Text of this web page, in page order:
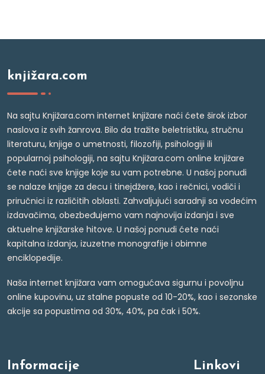
knjižara.com
Na sajtu Knjižara.com internet knjižare naći ćete širok izbor
naslova iz svih žanrova. Bilo da tražite beletristiku, stručnu
literaturu, knjige o umetnosti, filozofiji, psihologiji ili
popularnoj psihologiji, na sajtu Knjižara.com online knjižare
ćete naći sve knjige koje su vam potrebne. U našoj ponudi
se nalaze knjige za decu i tinejdžere, kao i rečnici, vodiči i
priručnici iz različitih oblasti. Zahvaljujući saradnji sa vodećim
izdavačima, obezbeđujemo vam najnovija izdanja i sve
aktuelne knjižarske hitove. U našoj ponudi ćete naći
kapitalna izdanja, izuzetne monografije i obimne
enciklopedije.
Naša internet knjižara vam omogućava sigurnu i povoljnu
online kupovinu, uz stalne popuste od 10-20%, kao i sezonske
akcije sa popustima od 30%, 40%, pa čak i 50%.
Informacije Linkovi